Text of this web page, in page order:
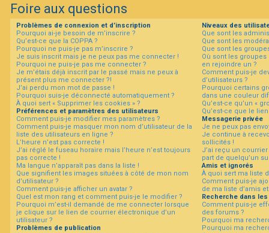
I
Foire aux questions
Problèmes de connexion et d’inscription
Pourquoi ai-je besoin de m’inscrire ?
Qu’est-ce que la COPPA ?
Pourquoi ne puis-je pas m’inscrire ?
Je suis inscrit mais je ne peux pas me connecter !
Pourquoi ne puis-je pas me connecter ?
Je m’étais déjà inscrit par le passé mais ne peux à
présent plus me connecter ?!
J’ai perdu mon mot de passe !
Pourquoi suis-je déconnecté automatiquement ?
À quoi sert « Supprimer les cookies » ?
Préférences et paramètres des utilisateurs
Comment puis-je modifier mes paramètres ?
Comment puis-je masquer mon nom d’utilisateur de la
liste des utilisateurs en ligne ?
L’heure n’est pas correcte !
J’ai réglé le fuseau horaire mais l’heure n’est toujours
pas correcte !
Ma langue n’apparaît pas dans la liste !
Que signifient les images situées à côté de mon nom
d’utilisateur ?
Comment puis-je afficher un avatar ?
Quel est mon rang et comment puis-je le modifier ?
Pourquoi m’est-il demandé de me connecter lorsque
je clique sur le lien de courrier électronique d’un
utilisateur ?
Problèmes de publication
Niveaux des
Que sont les
Que sont les
Que sont les
Où sont les
en rejoindre un ?
Comment puis-je
d’utilisateurs ?
Pourquoi certains
dans une couleur
Qu’est-ce qu’un «
Qu’est-ce que le lien
Messagerie privée
Je ne peux pas
Je continue à
sollicités !
J’ai reçu un
part de quelqu’un
Amis et ignorés
À quoi sert ma liste
Comment puis-je
de ma liste d’amis
Recherche dans
Comment puis-je
des forums ?
Pourquoi ma
Pourquoi ma